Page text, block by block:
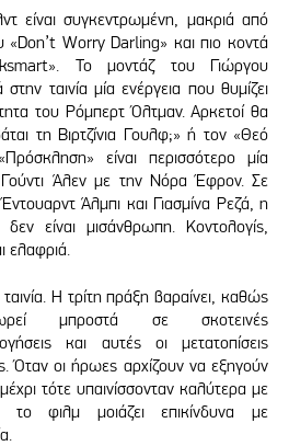
είναι συγκεντρωμένη, μακριά από
«Don’t Worry Darling» και πιο κοντά
Το μοντάζ του Γιώργου
ταινία μία ενέργεια που θυμίζει
του Ρόμπερτ Όλτμαν. Αρκετοί θα
τη Βιρτζίνια Γουλφ;» ή τον «Θεό
είναι περισσότερο μία
Άλεν με την Νόρα Έφρον. Σε
Άλμπι και Γιασμίνα Ρεζά, η
δεν είναι μισάνθρωπη. Κοντολογίς,
ελαφριά.
Η τρίτη πράξη βαραίνει, καθώς
μπροστά σε σκοτεινές
και αυτές οι μετατοπίσεις
Όταν οι ήρωες αρχίζουν να εξηγούν
τότε υπαινίσσονταν καλύτερα με
το φιλμ μοιάζει επικίνδυνα με